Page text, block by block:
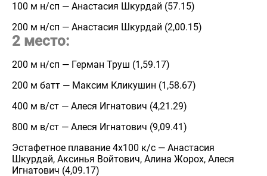
100 м н/сп — Анастасия Шкурдай (57.15)
200 м н/сп — Анастасия Шкурдай (2,00.15)
2 место:
200 м н/сп — Герман Труш (1,59.17)
200 м батт — Максим Кликушин (1,58.67)
400 м в/ст — Алеся Игнатович (4,21.29)
800 м в/ст — Алеся Игнатович (9,09.41)
Эстафетное плавание 4х100 к/с — Анастасия
Шкурдай, Аксинья Войтович, Алина Жорох, Алеся
Игнатович (4,09.17)